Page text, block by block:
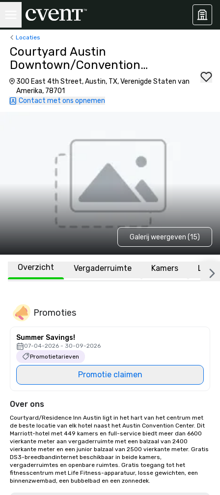
Locaties
Courtyard Austin
Downtown/Convention
Center
300 East 4th Street, Austin, TX, Verenigde Staten van
Amerika, 78701
Contact met ons opnemen
Galerij weergeven (15)
Overzicht Vergaderruimte Kamers
Promoties
Summer Savings!
07-04-2026 - 30-09-2026
Promotietarieven
Promotie claimen
Over ons
Courtyard/Residence Inn Austin ligt in het hart van het centrum met
de beste locatie van elk hotel naast het Austin Convention Center. Dit
Marriott-hotel met 449 kamers en full-service biedt meer dan 6600
vierkante meter aan vergaderruimte met een balzaal van 2400
vierkante meter en een junior balzaal van 2500 vierkante meter. Gratis
DS3-breedbandinternet beschikbaar in beide kamers,
vergaderruimtes en openbare ruimtes. Gratis toegang tot het
fitnesscentrum met Life Fitness-apparatuur, losse gewichten, een
binnenzwembad, een bubbelbad en een zonnedek.